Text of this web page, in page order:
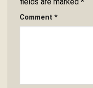
Comment *